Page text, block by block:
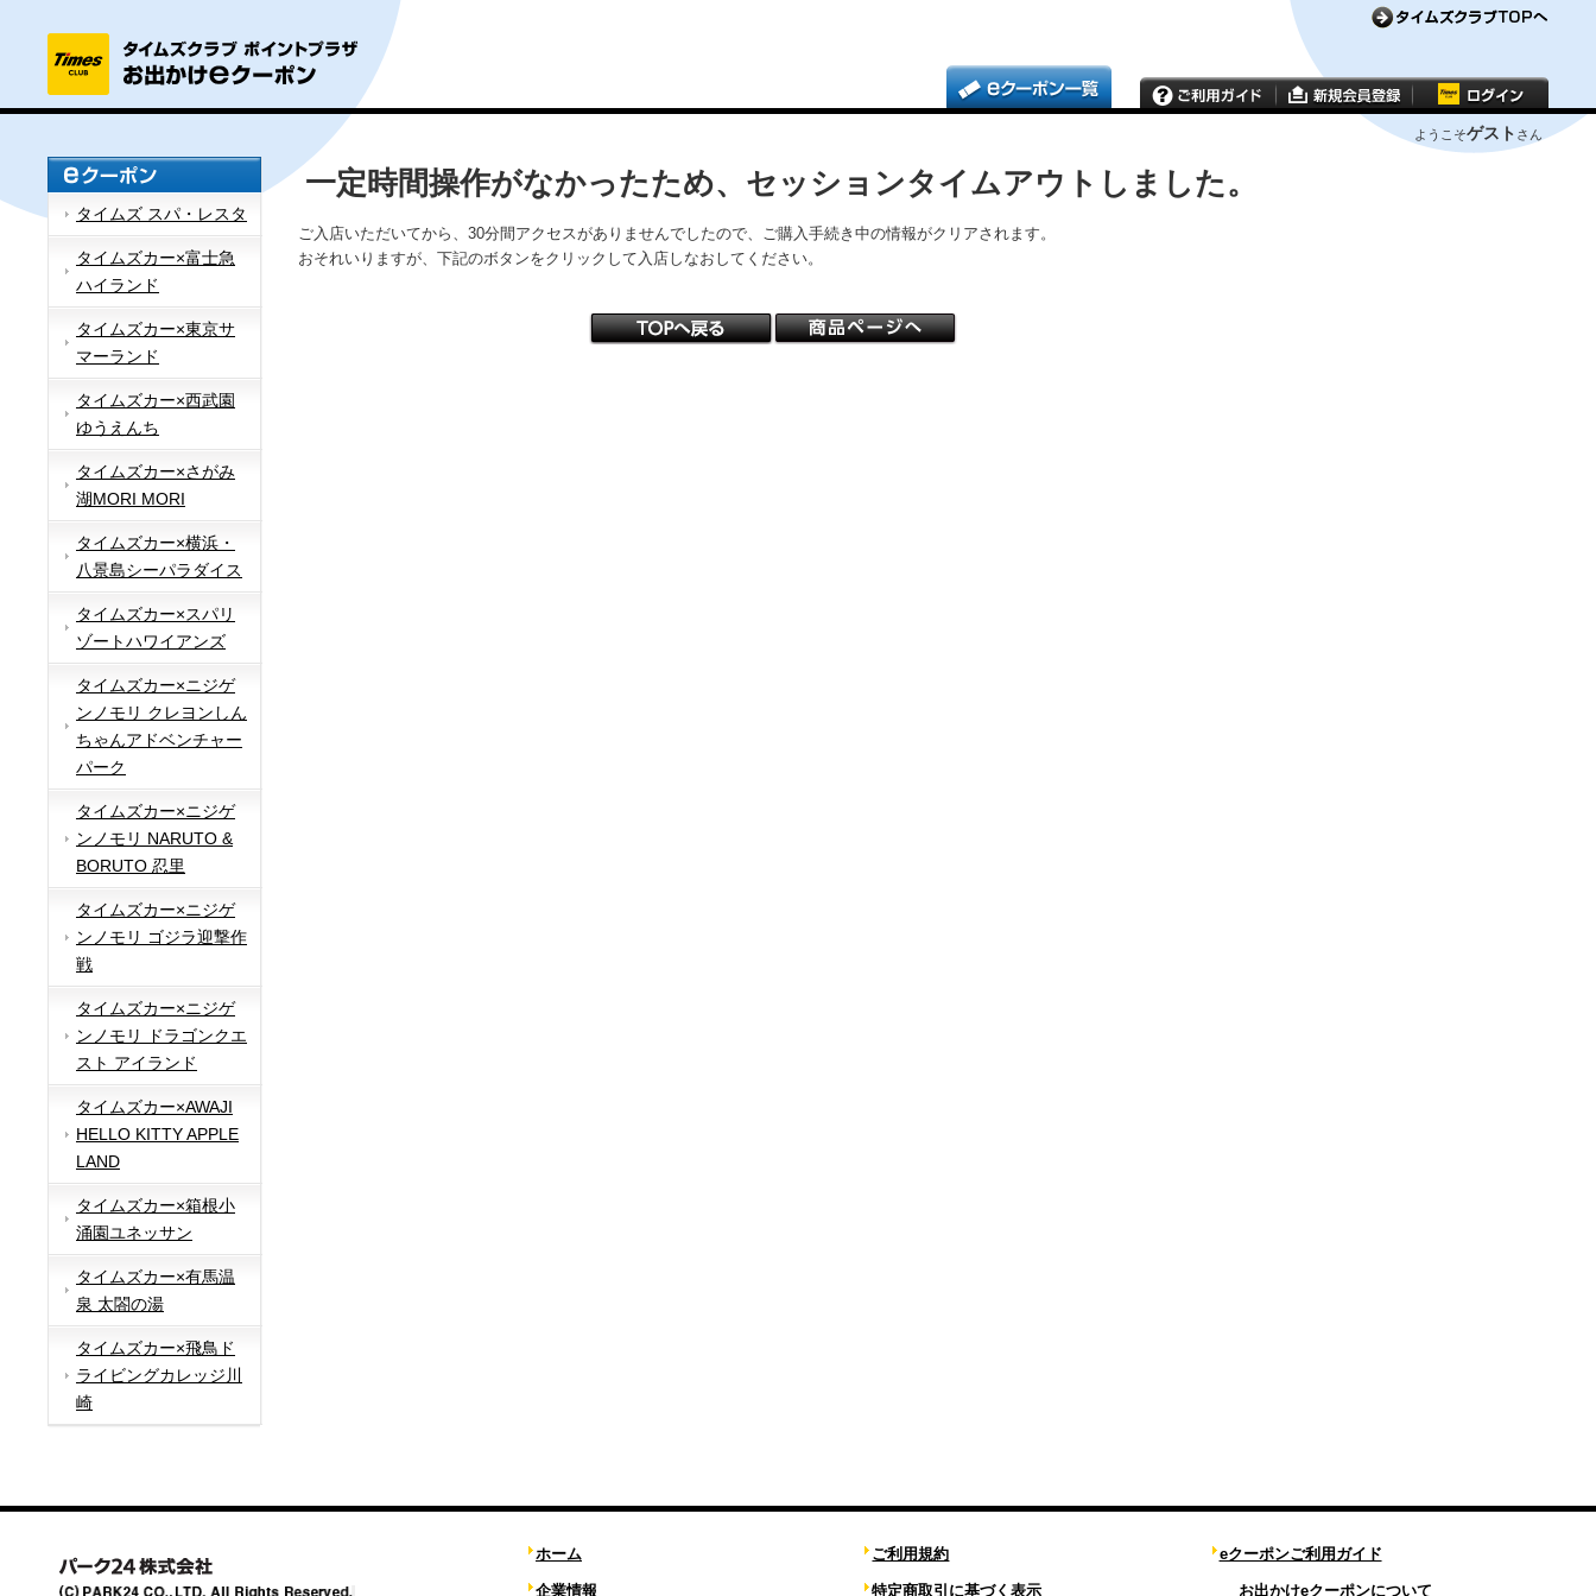
ようこそゲスト さん
タイムズ スパ・レスタ
タイムズカー×富士急
ハイランド
タイムズカー×東京サ
マーランド
タイムズカー×西武園
ゆうえんち
タイムズカー×さがみ
湖MORI MORI
タイムズカー×横浜・
八景島シーパラダイス
タイムズカー×スパリ
ゾートハワイアンズ
タイムズカー×ニジゲ
ンノモリ クレヨンしん
ちゃんアドベンチャー
パーク
タイムズカー×ニジゲ
ンノモリ NARUTO &
BORUTO 忍里
タイムズカー×ニジゲ
ンノモリ ゴジラ迎撃作
戦
タイムズカー×ニジゲ
ンノモリ ドラゴンクエ
スト アイランド
タイムズカー×AWAJI
HELLO KITTY APPLE
LAND
タイムズカー×箱根小
涌園ユネッサン
タイムズカー×有馬温
泉 太閤の湯
タイムズカー×飛鳥ド
ライビングカレッジ川
崎
一定時間操作がなかったため、セッションタイムアウトしました。
ご入店いただいてから、30分間アクセスがありませんでしたので、ご購入手続き中の情報がクリアされます。
おそれいりますが、下記のボタンをクリックして入店しなおしてください。
ホーム
企業情報
ご利用規約
特定商取引に基づく表示
eクーポンご利用ガイド
お出かけeクーポンについて